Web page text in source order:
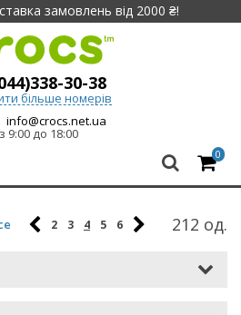
замовлень від 2000 ₴!
30-38
більше номерів
info@crocs.net.ua
9:00 до 18:00
0
212 од.
2 3 4 5 6